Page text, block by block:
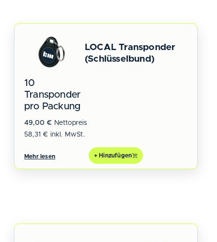
LOCAL Transponder
(Schlüsselbund)
10
Transponder
pro Packung
49,00 € Nettopreis
58,31 € inkl. MwSt.
Mehr lesen + Hinzufügen